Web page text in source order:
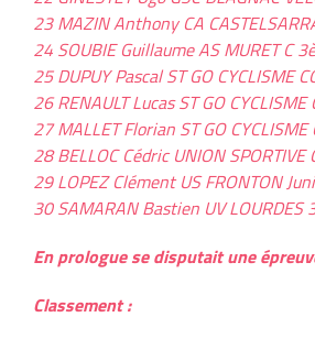
23 MAZIN Anthony CA
24 SOUBIE Guillaume AS MURET C
25 DUPUY Pascal ST GO CYCLISME
26 RENAULT Lucas ST GO
27 MALLET Florian ST GO
28 BELLOC Cédric UNION
29 LOPEZ Clément US FRONTON
30 SAMARAN Bastien UV LOURDES
En prologue se disputait une
Classement :